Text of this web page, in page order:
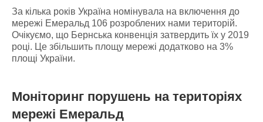
За кілька років Україна номінувала на включення до
мережі Емеральд 106 розроблених нами територій.
Очікуємо, що Бернська конвенція затвердить їх у 2019
році. Це збільшить площу мережі додатково на 3%
площі України.
Моніторинг порушень натериторіях
мережі Емеральд